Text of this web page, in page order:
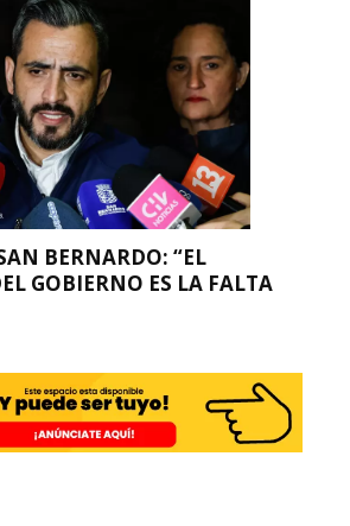
BERNARDO: “EL
GOBIERNO ES LA FALTA